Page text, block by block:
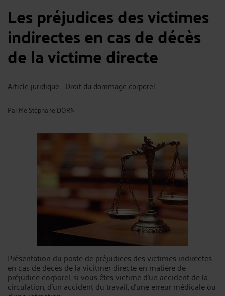
Les préjudices des victimes
indirectes en cas de décès
de la victime directe
Article juridique - Droit du dommage corporel
ParMe Stéphane DORN
Présentation du poste de préjudices des victimes indirectes
en cas de décès de la vicitmer directe en matière de
préjudice corporel, si vous êtes victime d'un accident de la
circulation, d'un accident du travail, d'une erreur médicale ou